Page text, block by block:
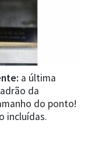
a última
da
do ponto!
incluídas.